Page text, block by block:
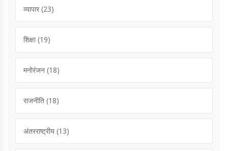
व्यापार (23)
शिक्षा(19)
मनोरंजन (18)
राजनीति (18)
अंतरराष्ट्रीय (13)